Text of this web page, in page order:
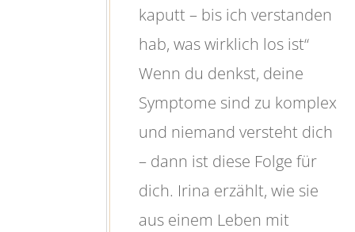
kaputt – bis ich verstanden
hab, was wirklich los ist“
Wenn du denkst, deine
Symptome sind zu komplex
und niemand versteht dich
– dann ist diese Folge für
dich. Irina erzählt, wie sie
aus einem Leben mit